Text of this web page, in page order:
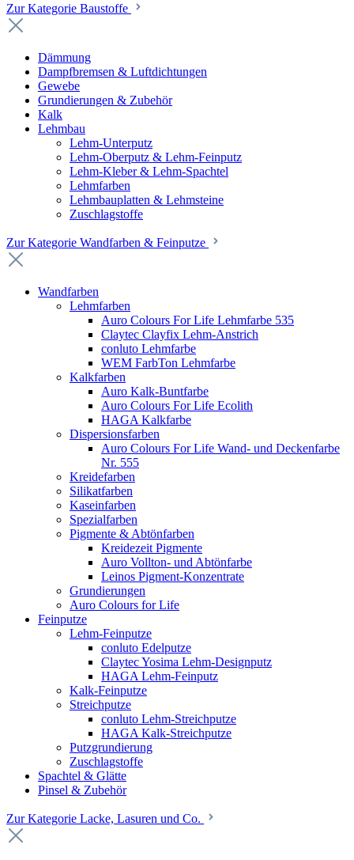
Zur Kategorie Baustoffe
Dämmung
Dampfbremsen & Luftdichtungen
Gewebe
Grundierungen & Zubehör
Kalk
Lehmbau
Lehm-Unterputz
Lehm-Oberputz & Lehm-Feinputz
Lehm-Kleber & Lehm-Spachtel
Lehmfarben
Lehmbauplatten & Lehmsteine
Zuschlagstoffe
Zur Kategorie Wandfarben & Feinputze
Wandfarben
Lehmfarben
Auro Colours For Life Lehmfarbe 535
Claytec Clayfix Lehm-Anstrich
conluto Lehmfarbe
WEM FarbTon Lehmfarbe
Kalkfarben
Auro Kalk-Buntfarbe
Auro Colours For Life Ecolith
HAGA Kalkfarbe
Dispersionsfarben
Auro Colours For Life Wand- und Deckenfarbe
Nr. 555
Kreidefarben
Silikatfarben
Kaseinfarben
Spezialfarben
Pigmente & Abtönfarben
Kreidezeit Pigmente
Auro Vollton- und Abtönfarbe
Leinos Pigment-Konzentrate
Grundierungen
Auro Colours for Life
Feinputze
Lehm-Feinputze
conluto Edelputze
Claytec Yosima Lehm-Designputz
HAGA Lehm-Feinputz
Kalk-Feinputze
Streichputze
conluto Lehm-Streichputze
HAGA Kalk-Streichputze
Putzgrundierung
Zuschlagstoffe
Spachtel & Glätte
Pinsel & Zubehör
Zur Kategorie Lacke, Lasuren und Co.